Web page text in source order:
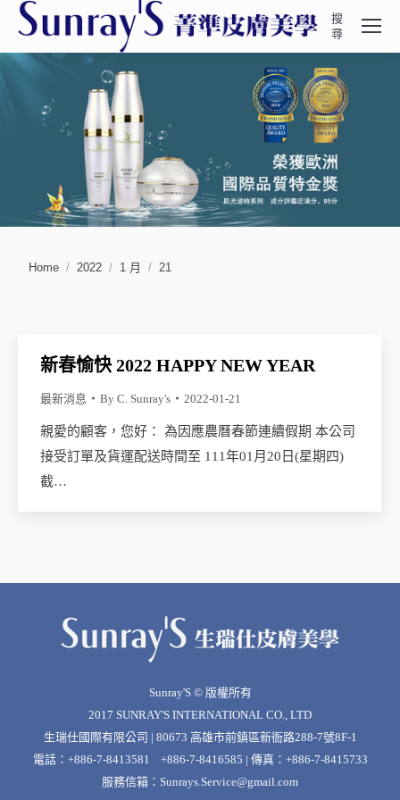
Search:
搜
尋
You are here:
Home 2022 1 月 21
新春愉快 2022 HAPPY NEW YEAR
最新消息 By C. Sunray's 2022-01-21
親愛的顧客，您好： 為因應農曆春節連續假期 本公司
接受訂單及貨運配送時間至 111年01月20日(星期四)
截…
Sunray'S © 版權所有
2017 SUNRAY'S INTERNATIONAL CO., LTD
生瑞仕國際有限公司 | 80673 高雄市前鎮區新衙路288-7號8F-1
電話：+886-7-8413581 +886-7-8416585 | 傳真：+886-7-8415733
服務信箱： Sunrays.Service@gmail.com